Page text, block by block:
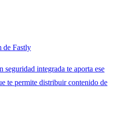
de Fastly
seguridad integrada te aporta ese
te permite distribuir contenido de